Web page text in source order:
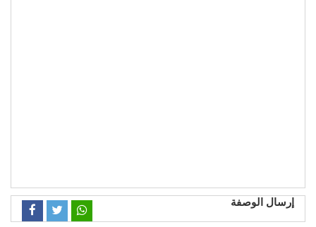
إرسال الوصفة